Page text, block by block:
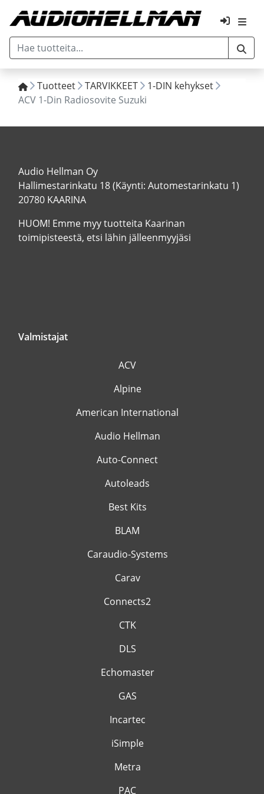
Tuotteet TARVIKKEET
1-DIN kehykset
ACV 1-Din Radiosovite Suzuki
Audio Hellman Oy
Hallimestarinkatu 18 (Käynti: Automestarinkatu 1)
20780 KAARINA
HUOM! Emme myy tuotteita Kaarinan
toimipisteestä, etsi lähin jälleenmyyjäsi
Valmistajat
ACV
Alpine
American International
Audio Hellman
Auto-Connect
Autoleads
Best Kits
BLAM
Caraudio-Systems
Carav
Connects2
CTK
DLS
Echomaster
GAS
Incartec
iSimple
Metra
PAC